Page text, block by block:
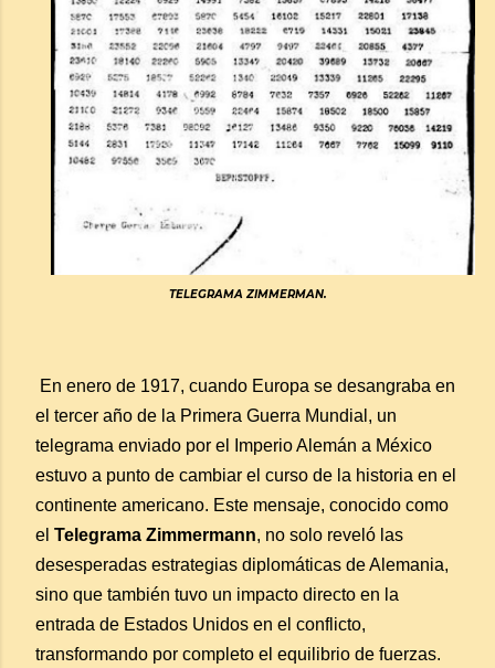
TELEGRAMA ZIMMERMAN.
En enero de 1917, cuando Europa se desangraba en
el tercer año de la Primera Guerra Mundial, un
telegrama enviado por el Imperio Alemán a México
estuvo a punto de cambiar el curso de la historia en el
continente americano. Este mensaje, conocido como
el Telegrama Zimmermann, no solo reveló las
desesperadas estrategias diplomáticas de Alemania,
sino que también tuvo un impacto directo en la
entrada de Estados Unidos en el conflicto,
transformando por completo el equilibrio de fuerzas.